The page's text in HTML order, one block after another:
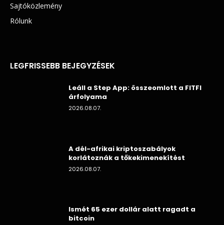
Sajtóközlemény
Rólunk
LEGFRISSEBB BEJEGYZÉSEK
Leáll a Step App: összeomlott a FITFI
árfolyama
2026.08.07.
A dél-afrikai kriptoszabályok
korlátoznák a tőkekimenekítést
2026.08.07.
Ismét 65 ezer dollár alatt ragadt a
bitcoin